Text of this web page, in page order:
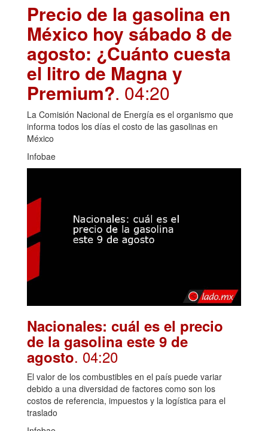
Precio de la gasolina en
México hoy sábado 8 de
agosto: ¿Cuánto cuesta
el litro de Magna y
Premium?. 04:20
La Comisión Nacional de Energía es el organismo que
informa todos los días el costo de las gasolinas en
México
Infobae
Nacionales: cuál es el precio
de la gasolina este 9 de
agosto. 04:20
El valor de los combustibles en el país puede variar
debido a una diversidad de factores como son los
costos de referencia, impuestos y la logística para el
traslado